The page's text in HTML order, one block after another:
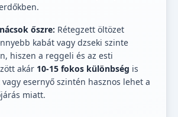
őszre: Rétegzett öltözet
kabát vagy dzseki szinte
hiszen a reggeli és az esti
akár 10-15 fokos különbség is
esernyő szintén hasznos lehet a
miatt.